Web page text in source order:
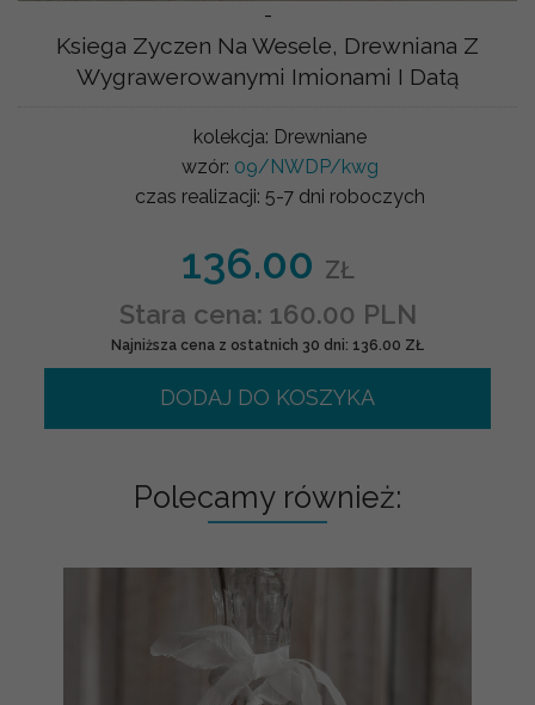
-
Ksiega Zyczen Na Wesele, Drewniana Z
Wygrawerowanymi Imionami I Datą
kolekcja: Drewniane
wzór: 09/NWDP/kwg
czas realizacji: 5-7 dni roboczych
136.00 ZŁ
Stara cena: 160.00 PLN
Najniższa cena z ostatnich 30 dni: 136.00 ZŁ
DODAJ DO KOSZYKA
Polecamy również: